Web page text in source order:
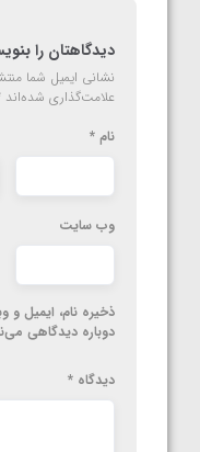
دیدگاهتان را
نشانی ایمیل شما
علامت‌گذاری شده‌اند
نام *
وب‌ سایت
ذخیره نام، ایمیل و
دوباره دیدگاهی
دیدگاه *